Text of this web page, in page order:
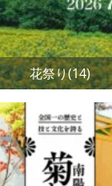
花祭り(14)